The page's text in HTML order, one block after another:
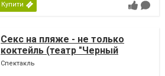
Купити
Секс на пляже - не только
коктейль (театр "Черный
Квадрат")
Спектакль